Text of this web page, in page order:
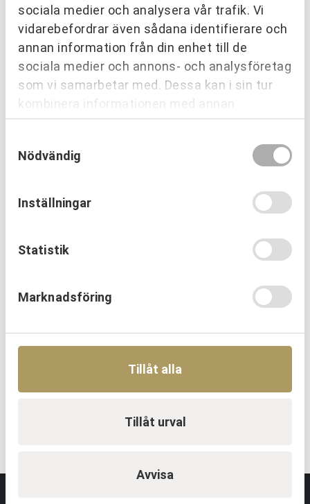
sociala medier och analysera vår trafik. Vi
vidarebefordrar även sådana identifierare och
annan information från din enhet till de
sociala medier och annons- och analysföretag
som vi samarbetar med. Dessa kan i sin tur
kombinera informationen med annan
information som du har tillhandahållit eller
som de har samlat in när du har använt deras
tjänster.
Nödvändig
Inställningar
Statistik
Marknadsföring
Tillåt alla
Tillåt urval
Avvisa
Vem leder processerna när
projekten blir allt mer komplexa?
EN TRYGG SAMARBETSPARTNER
Vi utvecklar människor och
organisationer över hela Sverige.